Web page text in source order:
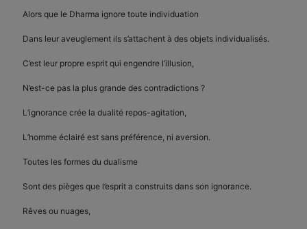
Alors que le Dharma ignore toute individuation
Dans leur aveuglement ils s’attachent à des objets individualisés.
C’est leur propre esprit qui engendre l’illusion,
N’est-ce pas la plus grande des contradictions ?
L’ignorance crée la dualité repos-agitation,
L’homme éclairé est sans préférence, ni aversion.
Toutes les formes du dualisme
Sont des pièges que l’esprit a construits dans son ignorance.
Rêves ou nuages,